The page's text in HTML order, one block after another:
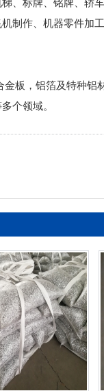
、标牌、铭牌、轿
制作、机器零件加
板，铝箔及特种铝
个领域。